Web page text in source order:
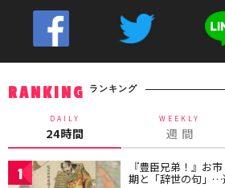
RANKING ランキング
DAILY
24時間
WEEKLY
週 間
1 『豊臣兄弟！』お
期と「辞世の句」…